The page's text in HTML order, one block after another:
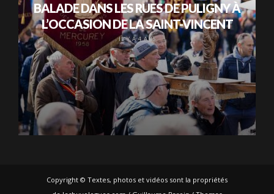
BALADE DANS LES RUES DE PULIGNY À
L’OCCASION DE LA SAINT-VINCENT
IL Y A 4 ANS
Copyright © Textes, photos et vidéos sont la propriétés